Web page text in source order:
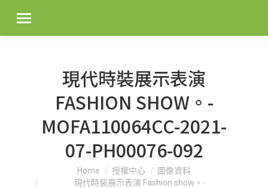
現代時裝展示表演
FASHION SHOW。-
MOFA110064CC-2021-
07-PH00076-092
You are here:Home 授權中心
圖像資料
現代時裝展示表演 Fashion show。-